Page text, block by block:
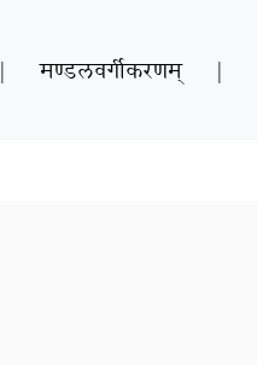
| मण्डलवर्गीकरणम् |